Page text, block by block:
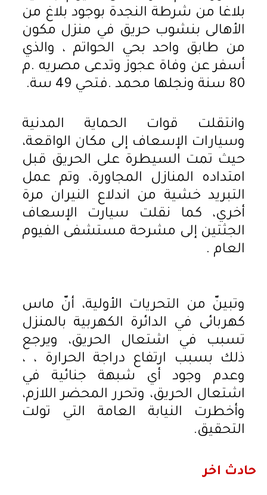
بلاغا من شرطة النجدة بوجود بلاغ من
الأهالى بنشوب حريق في منزل مكون
من طابق واحد بحي الحواتم ، والذي
أسفر عن وفاة عجوز وتدعى مصريه .م
80 سنة ونجلها محمد .فتحي 49 سة.
وانتقلت قوات الحماية المدنية
وسيارات الإسعاف إلى مكان الواقعة،
حيث تمت السيطرة على الحريق قبل
امتداده المنازل المجاورة، وتم عمل
التبريد خشية من اندلاع النيران مرة
أخري، كما نقلت سيارت الإسعاف
الجثتين إلى مشرحة مستشفى الفيوم
العام .
وتبينّ من التحريات الأولية، أنّ ماس
كهربائى في الدائرة الكهربية بالمنزل
تسبب في اشتعال الحريق، ويرجع
ذلك بسبب ارتفاع دراجة الحرارة ، ،
وعدم وجود أي شبهة جنائية في
اشتعال الحريق، وتحرر المحضر اللازم،
وأخطرت النيابة العامة التي تولت
التحقيق.
حادث اخر